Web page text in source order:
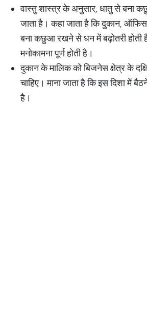
वास्तु शास्त्र के अनुसार, धातु से बना
जाता है। कहा जाता है कि दुकान,
बना कछुआ रखने से धन में बढ़ोतरी होती
मनोकामना पूर्ण होती है।
दुकान के मालिक को बिजनेस क्षेत्र के
चाहिए। माना जाता है कि इस दिशा में
है।